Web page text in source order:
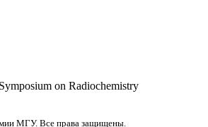
on Radiochemistry
МГУ. Все права защищены.